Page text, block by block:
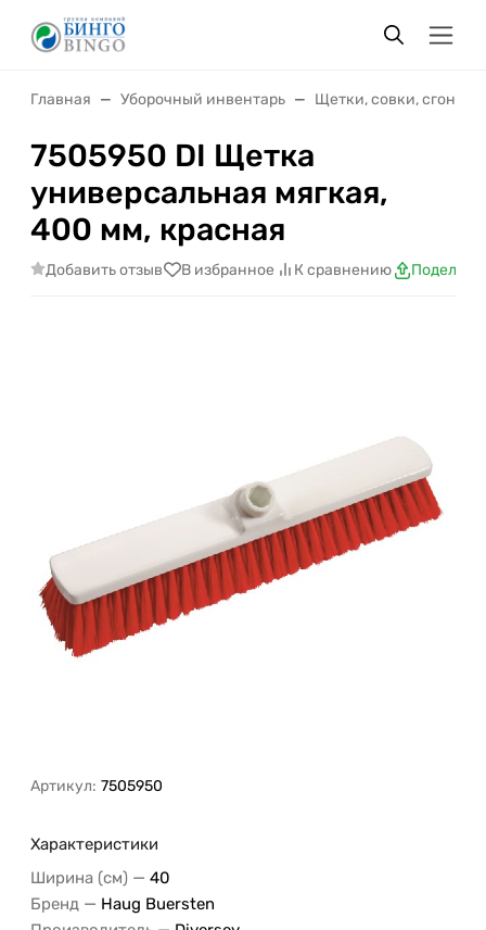
Главная Уборочный инвентарь Щетки, совки, сгоны
7505950 DI Щетка
универсальная мягкая,
400 мм, красная
Добавить отзыв В избранное К сравнению
Артикул: 7505950
Характеристики
Ширина (см) — 40
Бренд — Haug Buersten